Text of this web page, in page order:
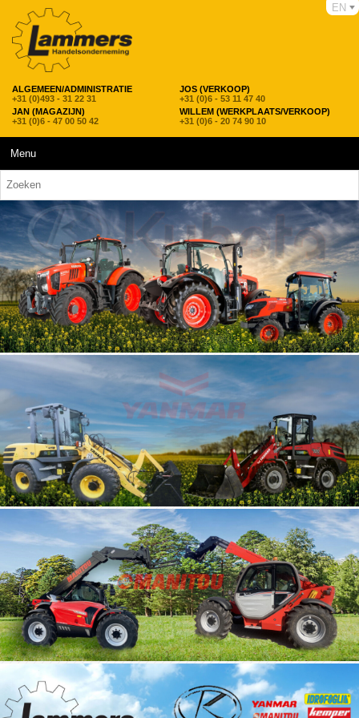
ALGEMEEN/ADMINISTRATIE
+31 (0)493 - 31 22 31
JOS (VERKOOP)
+31 (0)6 - 53 11 47 40
JAN (MAGAZIJN)
+31 (0)6 - 47 00 50 42
WILLEM (WERKPLAATS/VERKOOP)
+31 (0)6 - 20 74 90 10
EN
Menu